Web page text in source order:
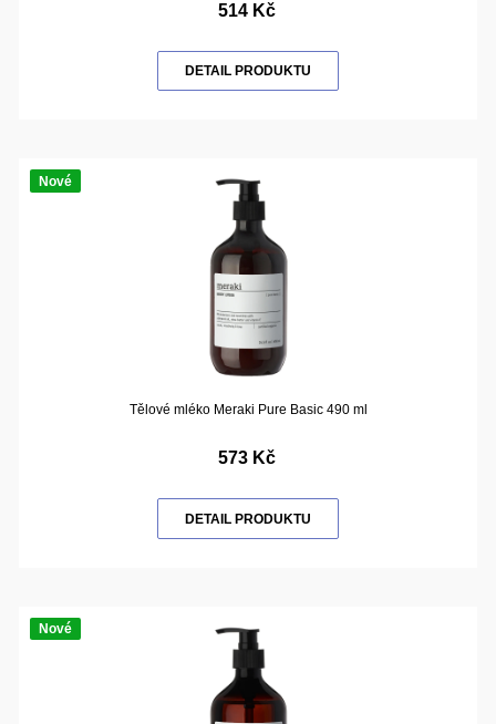
514 Kč
DETAIL PRODUKTU
Nové
Tělové mléko Meraki Pure Basic 490 ml
573 Kč
DETAIL PRODUKTU
Nové